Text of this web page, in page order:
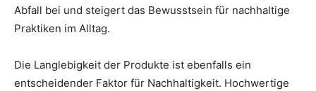
Abfall bei und steigert das Bewusstsein für nachhaltige
Praktiken im Alltag.
Die Langlebigkeit der Produkte ist ebenfalls ein
entscheidender Faktor für Nachhaltigkeit. Hochwertige